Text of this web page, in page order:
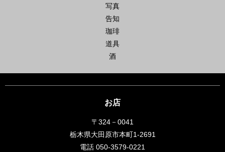
写真
告知
珈琲
道具
酒
お店
〒324－0041
栃木県大田原市本町1-2691
電話 050-3579-0221